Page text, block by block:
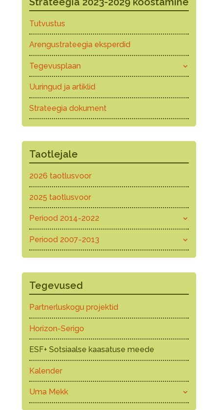
Tutvustus
Arengustrateegia eksperdid
Tegevusplaan
Uuringud ja artiklid
Strateegia dokument
Taotlejale
2026 taotlusvoor
2025 taotlusvoor
Periood 2014-2022
Periood 2007-2013
Tegevused
Partnerluskogu projektid
Horizon-Serigo
ESF+ Sotsiaalse kaasatuse meede
Kalender
Uma Mekk